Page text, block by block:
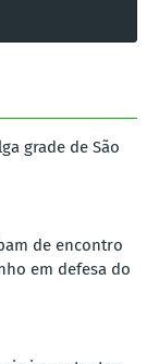
grade de São
de encontro
em defesa do